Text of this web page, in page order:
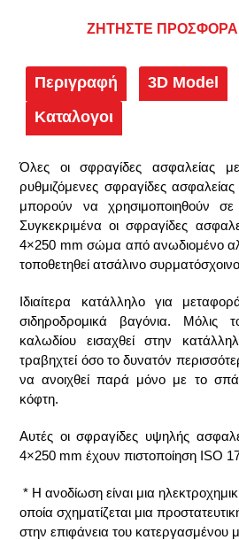
ΖΗΤΗΣΤΕ ΠΡΟΣΦΟΡΑ
Περιγραφή 3D Model
Καταλογοι
Όλες οι σφραγίδες ασφαλείας με
ρυθμιζόμενες σφραγίδες
μπορούν να χρησιμοποιηθούν σε
Συγκεκριμένα οι σφραγίδες
4×250 mm σώμα από ανωδιομένο
τοποθετηθεί ατσάλινο
Ιδιαίτερα κατάλληλο για
σιδηροδρομικά βαγόνια. Μόλις
καλωδίου εισαχθεί στην
τραβηχτεί όσο το δυνατόν
να ανοιχθεί παρά μόνο με το
κόφτη.
Αυτές οι σφραγίδες υψηλής
4×250 mm έχουν πιστοποίηση ISO
* Η ανοδίωση είναι μια
οποία σχηματίζεται μια
στην επιφάνεια του κατεργασμένου